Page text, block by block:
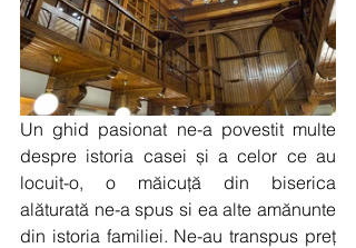
Un ghid pasionat ne-a povestit multe
despre istoria casei și a celor ce au
locuit-o, o măicuță din biserica
alăturată ne-a spus si ea alte amănunte
din istoria familiei. Ne-au transpus preț